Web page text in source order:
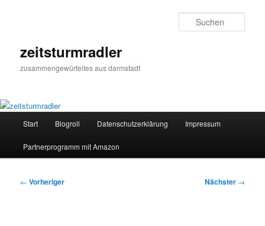
zeitsturmradler
zusammengewürfeltes aus darmstadt
Start Blogroll Datenschutzerklärung Impressum
Partnerprogramm mit Amazon
Beitragsnavigation
← Vorheriger Nächster →